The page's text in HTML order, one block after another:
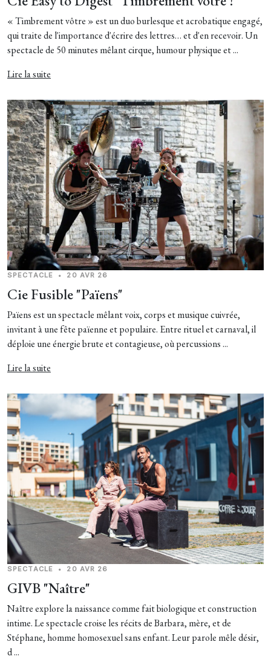
« Timbrement vôtre » est un duo burlesque et acrobatique engagé,
qui traite de l'importance d'écrire des lettres… et d'en recevoir. Un
spectacle de 50 minutes mêlant cirque, humour physique et ...
Lire la suite
SPECTACLE • 20 AVR 26
Cie Fusible "Païens"
Païens est un spectacle mêlant voix, corps et musique cuivrée,
invitant à une fête païenne et populaire. Entre rituel et carnaval, il
déploie une énergie brute et contagieuse, où percussions ...
Lire la suite
SPECTACLE • 20 AVR 26
GIVB "Naître"
Naître explore la naissance comme fait biologique et construction
intime. Le spectacle croise les récits de Barbara, mère, et de
Stéphane, homme homosexuel sans enfant. Leur parole mêle désir,
d ...